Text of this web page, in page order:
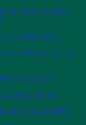
du Poids public,
5623O Berric
5647O La Trinité
Landévant
5646O Sérent
Ernan 5669O